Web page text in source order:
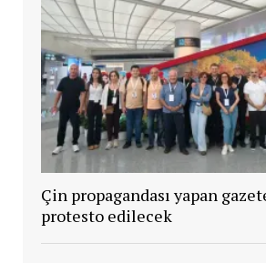
Çin propagandası yapan
protesto edilecek